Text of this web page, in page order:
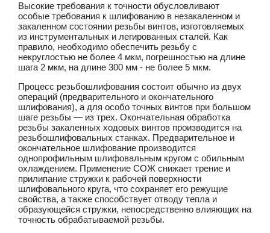
Высокие требования к точности обусловливают
особые требования к шлифованию в незакаленном и
закаленном состоянии резьбы винтов, изготовляемых
из инструментальных и легированных сталей. Как
правило, необходимо обеспечить резьбу с
некруглостью не более 4 мкм, погрешностью на длине
шага 2 мкм, на длине 300 мм - не более 5 мкм.
Процесс резьбошлифования состоит обычно из двух
операций (предварительного и окончательного
шлифования), а для особо точных винтов при большом
шаге резьбы — из трех. Окончательная обработка
резьбы закаленных ходовых винтов производится на
резьбошлифовальных станках. Предварительное и
окончательное шлифование производится
однопрофильным шлифовальным кругом с обильным
охлаждением. Применение СОЖ снижает трение и
прилипание стружки к рабочей поверхности
шлифовального круга, что сохраняет его режущие
свойства, а также способствует отводу тепла и
образующейся стружки, непосредственно влияющих на
точность обрабатываемой резьбы.